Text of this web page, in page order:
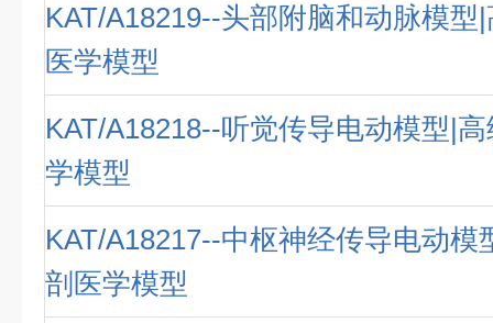
KAT/A18219--头部附脑和动脉模型
医学模型
KAT/A18218--听觉传导电动模型|
学模型
KAT/A18217--中枢神经传导电动模
剖医学模型